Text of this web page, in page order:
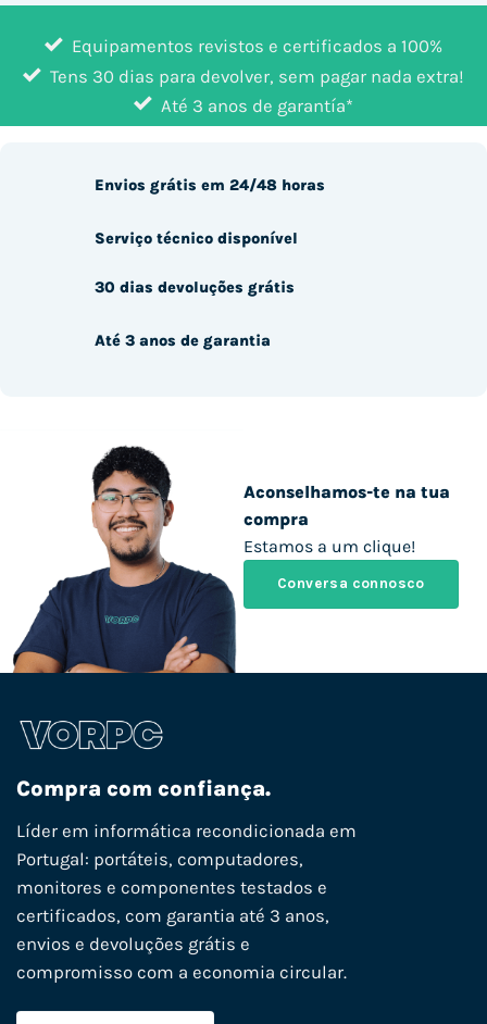
Equipamentos revistos e certificados a 100%
Tens 30 dias para devolver, sem pagar nada extra!
Até 3 anos de garantía*
Aconselhamos-te na tua
compra
Estamos a um clique!
Conversa connosco
Envios grátis em 24/48 horas
Serviço técnico disponível
30 dias devoluções grátis
Até 3 anos de garantia
Compra com confiança.
Líder em informática recondicionada em
Portugal: portáteis, computadores,
monitores e componentes testados e
certificados, com garantia até 3 anos,
envios e devoluções grátis e
compromisso com a economia circular.